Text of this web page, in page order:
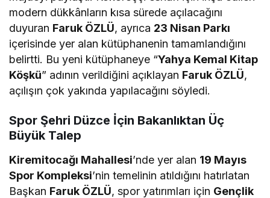
modern dükkânların kısa sürede açılacağını
duyuran Faruk ÖZLÜ, ayrıca 23 Nisan Parkı
içerisinde yer alan kütüphanenin tamamlandığını
belirtti. Bu yeni kütüphaneye “Yahya Kemal Kitap
Köşkü” adının verildiğini açıklayan Faruk ÖZLÜ,
açılışın çok yakında yapılacağını söyledi.
Spor Şehri Düzce İçin Bakanlıktan Üç
Büyük Talep
Kiremitocağı Mahallesi’nde yer alan 19 Mayıs
Spor Kompleksi’nin temelinin atıldığını hatırlatan
Başkan Faruk ÖZLÜ, spor yatırımları için Gençlik